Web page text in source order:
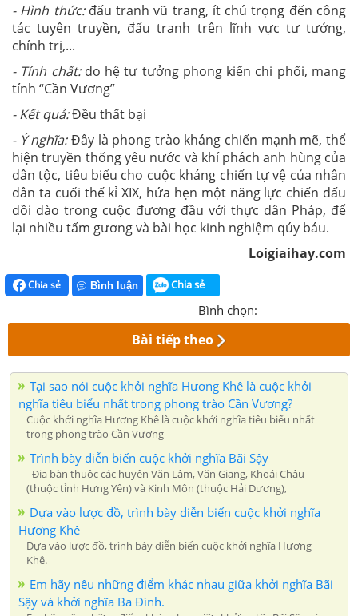
- Hình thức:đấu tranh vũ trang, ít chú trọng đến công
tác tuyên truyền, đấu tranh trên lĩnh vực tư tưởng,
chính trị,...
- Tính chất:do hệ tư tưởng phong kiến chi phối, mang
tính “Cần Vương”
- Kết quả:Đều thất bại
- Ý nghĩa:Đây là phong trào kháng chiến mạnh mẽ, thể
hiện truyền thống yêu nước và khí phách anh hùng của
dân tộc, tiêu biểu cho cuộc kháng chiến tự vệ của nhân
dân ta cuối thế kỉ XIX, hứa hẹn một năng lực chiến đấu
dồi dào trong cuộc đương đầu với thực dân Pháp, để
lại nhiều tấm gương và bài học kinh nghiệm qúy báu.
Loigiaihay.com
Chia sẻ Bình luận Chia sẻ
Bình chọn:
Bài tiếp theo
Tại sao nói cuộc khởi nghĩa Hương Khê là cuộc khởi
nghĩa tiêu biểu nhất trong phong trào Cần Vương?
Cuộc khởi nghĩa Hương Khê là cuộc khởi nghĩa tiêu biểu nhất
trong phong trào Cần Vương
Trình bày diễn biến cuộc khởi nghĩa Bãi Sậy
- Địa bàn thuộc các huyện Văn Lâm, Văn Giang, Khoái Châu
(thuộc tỉnh Hưng Yên) và Kinh Môn (thuộc Hải Dương),
Dựa vào lược đồ, trình bày diễn biến cuộc khởi nghĩa
Hương Khê
Dựa vào lược đồ, trình bày diễn biến cuộc khởi nghĩa Hương
Khê.
Em hãy nêu những điểm khác nhau giữa khởi nghĩa Bãi
Sậy và khởi nghĩa Ba Đình.